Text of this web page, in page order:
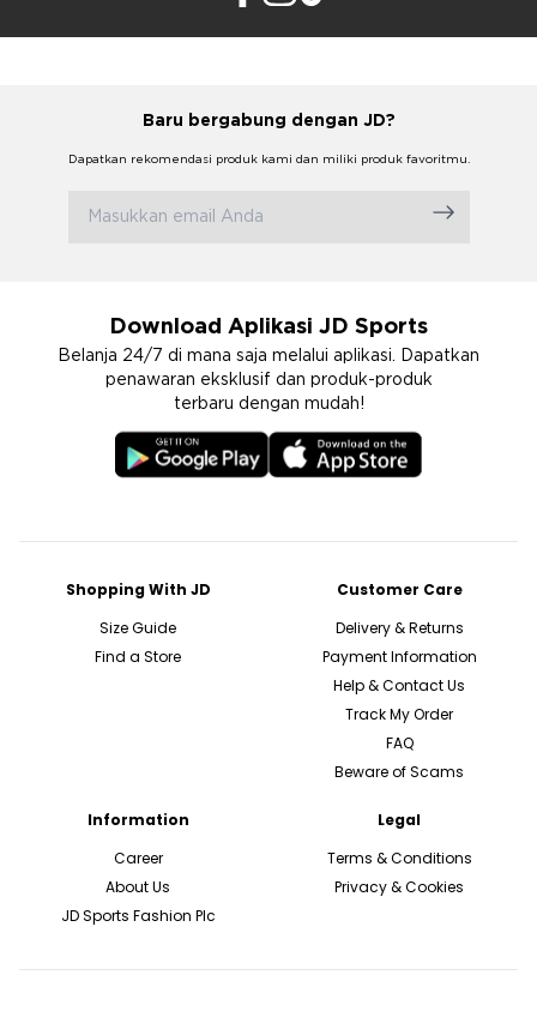
Baru bergabung dengan JD?
Dapatkan rekomendasi produk kami dan miliki produk favoritmu.
Download Aplikasi JD Sports
Belanja 24/7 di mana saja melalui aplikasi. Dapatkan
penawaran eksklusif dan produk-produk
terbaru dengan mudah!
Shopping With JD
Size Guide
Find a Store
Customer Care
Delivery & Returns
Payment Information
Help & Contact Us
Track My Order
FAQ
Beware of Scams
Information
Career
About Us
JD Sports Fashion Plc
Legal
Terms & Conditions
Privacy & Cookies